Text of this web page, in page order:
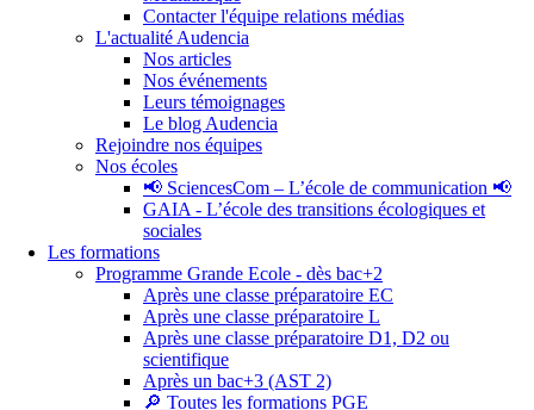
Contacter l'équipe relations médias
L'actualité Audencia
Nos articles
Nos événements
Leurs témoignages
Le blog Audencia
Rejoindre nos équipes
Nos écoles
📢 SciencesCom – L’école de communication 📢
GAIA - L’école des transitions écologiques et
sociales
Les formations
Programme Grande Ecole - dès bac+2
Après une classe préparatoire EC
Après une classe préparatoire L
Après une classe préparatoire D1, D2 ou
scientifique
Après un bac+3 (AST 2)
🔎 Toutes les formations PGE